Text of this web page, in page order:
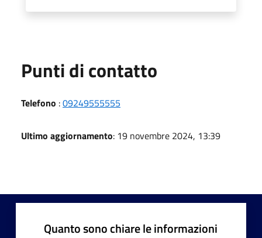
Punti di contatto
Telefono :09249555555
Ultimo aggiornamento: 19 novembre 2024, 13:39
Quanto sono chiare le informazioni